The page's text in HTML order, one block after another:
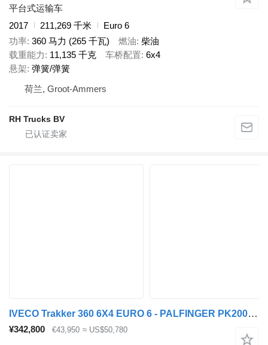
平台式运输车
2017
211,269 千米
Euro 6
功率 360 马力 (265 千瓦) 燃油 柴油
载重能力
11,135 千克 车桥配置 6x4
悬架 弹簧/弹簧
荷兰, Groot-Ammers
RH Trucks BV
IVECO Trakker 360 6X4 EURO 6 - PALFINGER PK20001 K + REMOTE CONTROL
¥342,800 €43,950 ≈ US$50,780